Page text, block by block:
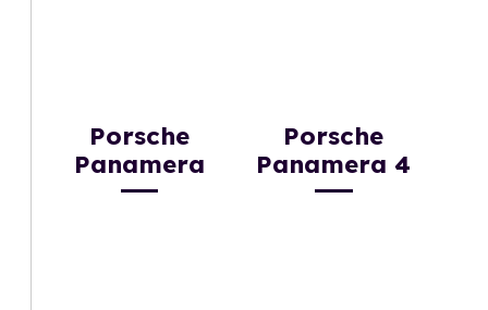
Porsche
Panamera
Porsche
Panamera 4